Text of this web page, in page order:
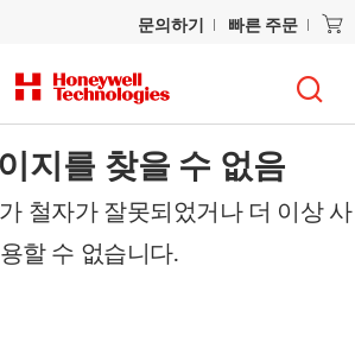
문의하기 빠른 주문
지를 찾을 수 없음
철자가 잘못되었거나 더 이상 사
용할 수 없습니다.